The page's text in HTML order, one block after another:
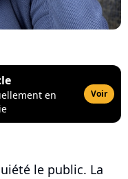
en
Voir
le public. La